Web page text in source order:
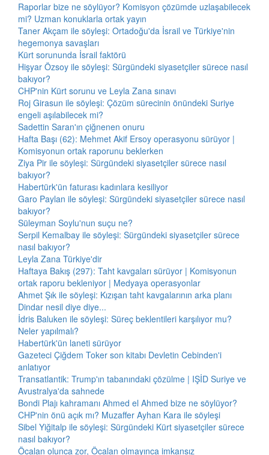
Raporlar bize ne söylüyor? Komisyon çözümde uzlaşabilecek
mi? Uzman konuklarla ortak yayın
Taner Akçam ile söyleşi: Ortadoğu'da İsrail ve Türkiye'nin
hegemonya savaşları
Kürt sorununda İsrail faktörü
Hişyar Özsoy ile söyleşi: Sürgündeki siyasetçiler sürece nasıl
bakıyor?
CHP'nin Kürt sorunu ve Leyla Zana sınavı
Roj Girasun ile söyleşi: Çözüm sürecinin önündeki Suriye
engeli aşılabilecek mi?
Sadettin Saran'ın çiğnenen onuru
Hafta Başı (62): Mehmet Akif Ersoy operasyonu sürüyor |
Komisyonun ortak raporunu beklerken
Ziya Pir ile söyleşi: Sürgündeki siyasetçiler sürece nasıl
bakıyor?
Habertürk'ün faturası kadınlara kesiliyor
Garo Paylan ile söyleşi: Sürgündeki siyasetçiler sürece nasıl
bakıyor?
Süleyman Soylu'nun suçu ne?
Serpil Kemalbay ile söyleşi: Sürgündeki siyasetçiler sürece
nasıl bakıyor?
Leyla Zana Türkiye'dir
Haftaya Bakış (297): Taht kavgaları sürüyor | Komisyonun
ortak raporu bekleniyor | Medyaya operasyonlar
Ahmet Şık ile söyleşi: Kızışan taht kavgalarının arka planı
Dindar nesil diye diye...
İdris Baluken ile söyleşi: Süreç beklentileri karşılıyor mu?
Neler yapılmalı?
Habertürk'ün laneti sürüyor
Gazeteci Çiğdem Toker son kitabı Devletin Cebinden'i
anlatıyor
Transatlantik: Trump'ın tabanındaki çözülme | IŞİD Suriye ve
Avustralya'da sahnede
Bondi Plajı kahramanı Ahmed el Ahmed bize ne söylüyor?
CHP'nin önü açık mı? Muzaffer Ayhan Kara ile söyleşi
Sibel Yiğitalp ile söyleşi: Sürgündeki Kürt siyasetçiler sürece
nasıl bakıyor?
Öcalan olunca zor, Öcalan olmayınca imkansız